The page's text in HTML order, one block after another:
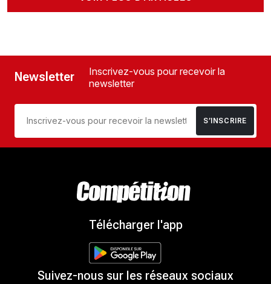
Newsletter
Inscrivez-vous pour recevoir la
newsletter
S’INSCRIRE
Télécharger l'app
Suivez-nous sur les réseaux sociaux